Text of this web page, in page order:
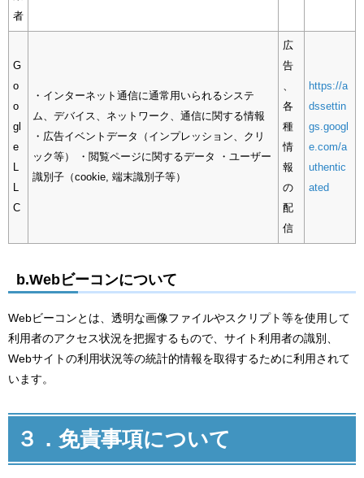
者
G
o
o
gl
e
L
L
C
・インターネット通信に通常用いられるシステ
ム、デバイス、ネットワーク、通信に関する情報
・広告イベントデータ（インプレッション、クリ
ック等） ・閲覧ページに関するデータ ・ユーザー
識別子（cookie, 端末識別子等）
広
告
、
各
種
情
報
の
配
信
https://a
dssettin
gs.googl
e.com/a
uthentic
ated
b.Webビーコンについて
Webビーコンとは、透明な画像ファイルやスクリプト等を使用して
利用者のアクセス状況を把握するもので、サイト利用者の識別、
Webサイトの利用状況等の統計的情報を取得するために利用されて
います。
３．免責事項について